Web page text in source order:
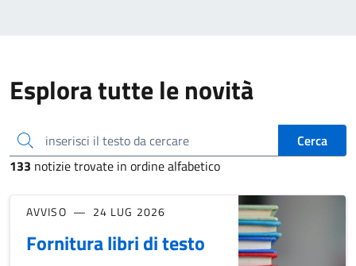
Esplora tutte le novità
inserisci il testo da cercare
Cerca
133 notizie trovate in ordine alfabetico
AVVISO 24 LUG 2026
Fornitura libri di testo